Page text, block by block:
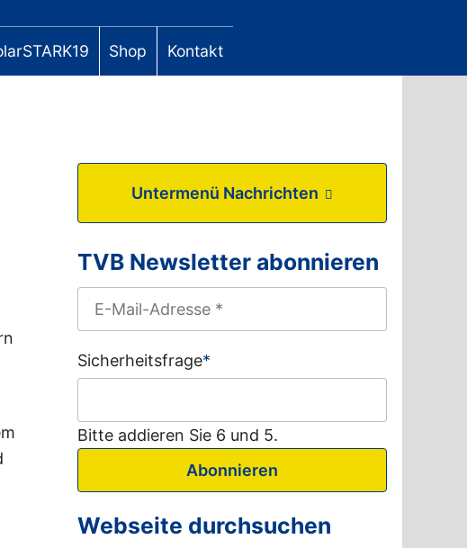
Shop Kontakt
Untermenü Nachrichten
TVB Newsletter abonnieren
Sicherheitsfrage*
Bitte addieren Sie 6 und 5.
Abonnieren
Webseite durchsuchen